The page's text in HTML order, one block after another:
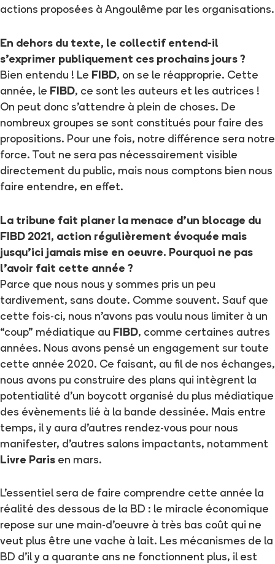
actions proposées à Angoulême par les organisations.
En dehors du texte, le collectif entend-il
s'exprimer publiquement ces prochains jours ?
Bien entendu ! Le FIBD, on se le réapproprie. Cette
année, le FIBD, ce sont les auteurs et les autrices !
On peut donc s’attendre à plein de choses. De
nombreux groupes se sont constitués pour faire des
propositions. Pour une fois, notre différence sera notre
force. Tout ne sera pas nécessairement visible
directement du public, mais nous comptons bien nous
faire entendre, en effet.
La tribune fait planer la menace d'un blocage du
FIBD 2021, action régulièrement évoquée mais
jusqu’ici jamais mise en oeuvre. Pourquoi ne pas
l'avoir fait cette année ?
Parce que nous nous y sommes pris un peu
tardivement, sans doute. Comme souvent. Sauf que
cette fois-ci, nous n’avons pas voulu nous limiter à un
“coup” médiatique au FIBD, comme certaines autres
années. Nous avons pensé un engagement sur toute
cette année 2020. Ce faisant, au fil de nos échanges,
nous avons pu construire des plans qui intègrent la
potentialité d’un boycott organisé du plus médiatique
des évènements lié à la bande dessinée. Mais entre
temps, il y aura d’autres rendez-vous pour nous
manifester, d’autres salons impactants, notamment
Livre Paris en mars.
L’essentiel sera de faire comprendre cette année la
réalité des dessous de la BD : le miracle économique
repose sur une main-d’oeuvre à très bas coût qui ne
veut plus être une vache à lait. Les mécanismes de la
BD d’il y a quarante ans ne fonctionnent plus, il est